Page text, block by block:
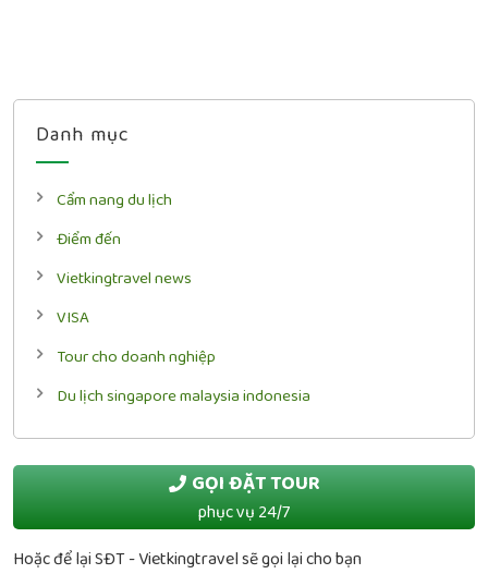
Danh mục
Cẩm nang du lịch
Điểm đến
Vietkingtravel news
VISA
Tour cho doanh nghiệp
Du lịch singapore malaysia indonesia
GỌI ĐẶT TOUR
phục vụ 24/7
Hoặc để lại SĐT - Vietkingtravel sẽ gọi lại cho bạn